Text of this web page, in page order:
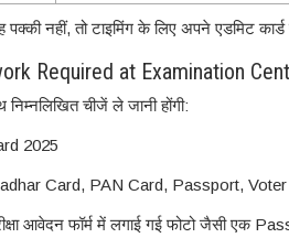
नहीं, तो टाइमिंग के लिए अपने एडमिट
Required at Examination
निम्नलिखित चीजें ले जानी होंगी:
2025
Card, PAN Card, Passport,
आवेदन फॉर्म में लगाई गई फोटो जैसी एक